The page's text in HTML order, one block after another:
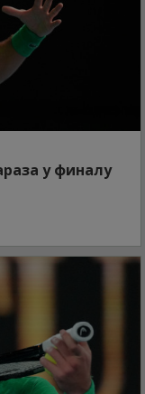
у финалу